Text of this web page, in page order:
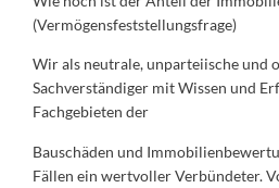
(Vermögensfeststellungsfrage)
Wir als neutrale, unparteiische und
Sachverständiger mit Wissen und
Fachgebieten der
Bauschäden und
Fällen ein wertvoller Verbündeter.